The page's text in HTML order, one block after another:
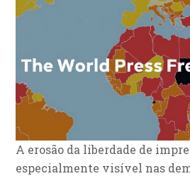
A erosão da liberdade de
especialmente visível nas